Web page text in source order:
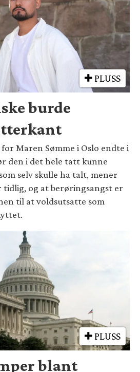
PLUSS
burde
Maren Sømme i Oslo endte i
den i det hele tatt kunne
selv skulle ha talt, mener
og at berøringsangst er
til at voldsutsatte som
PLUSS
blant